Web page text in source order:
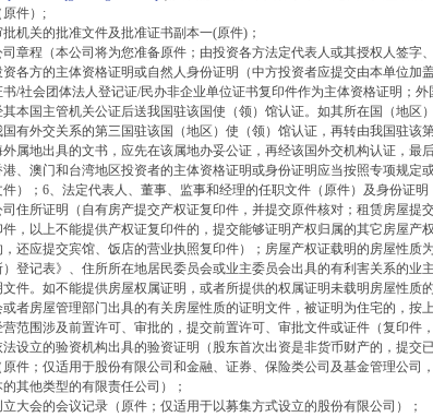
）
）
）
原件）;
批机关的批准文件及批准证书副本一(原件)；
司章程（本公司将为您准备原件；由投资各方法定代表人或其授权人签字
资各方的主体资格证明或自然人身份证明（中方投资者应提交由本单位加
书/社会团体法人登记证/民办非企业单位证书复印件作为主体资格证明；
其本国主管机关公证后送我国驻该国使（领）馆认证。如其所在国（地区
国有外交关系的第三国驻该国（地区）使（领）馆认证，再转由我国驻该
外属地出具的文书，应先在该属地办妥公证，再经该国外交机构认证，最
港、澳门和台湾地区投资者的主体资格证明或身份证明应当按照专项规定
件）；6、法定代表人、董事、监事和经理的任职文件（原件）及身份证明
司住所证明（自有房产提交产权证复印件，并提交原件核对；租赁房屋提
件，以上不能提供产权证复印件的，提交能够证明产权归属的其它房屋产
，还应提交宾馆、饭店的营业执照复印件）； 房屋产权证载明的房屋性质
）登记表》、住所所在地居民委员会或业主委员会出具的有利害关系的业
文件。如不能提供房屋权属证明，或者所提供的权属证明未载明房屋性质
或者房屋管理部门出具的有关房屋性质的证明文件，被证明为住宅的，按
营范围涉及前置许可、审批的，提交前置许可、审批文件或证件（复印件
法设立的验资机构出具的验资证明（股东首次出资是非货币财产的，提交
原件；仅适用于股份有限公司和金融、证券、保险类公司及基金管理公司
的其他类型的有限责任公司）；
立大会的会议记录（原件；仅适用于以募集方式设立的股份有限公司）；